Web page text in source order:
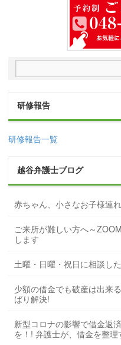
研修報告
研修報告一覧
越谷弁護士ブログ
赤ちゃん、小さなお子様連
ご来所が難しい方へ～
します
土曜・日曜・祝日に相談し
少額の借金でも破産は出来
ばり解決!
新型コロナの影響で借金返
を！! 弁護士が、借金を整理